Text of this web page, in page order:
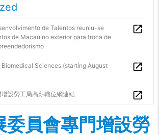
de Talentos reuniu-se
de Macau no exterior para troca de
Sciences (starting August
增設勞工局高薪職位網連結
委員會專門增設勞